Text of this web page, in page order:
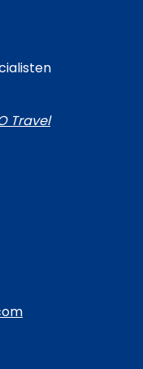
Travel